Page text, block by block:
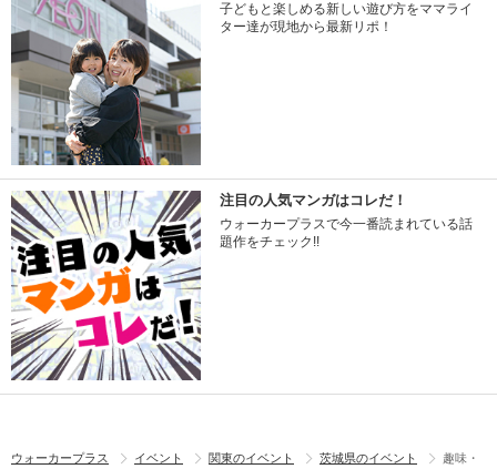
子どもと楽しめる新しい遊び方をママライ
ター達が現地から最新リポ！
注目の人気マンガはコレだ！
ウォーカープラスで今一番読まれている話
題作をチェック!!
ウォーカープラス イベント 関東のイベント 茨城県のイベント
趣味・